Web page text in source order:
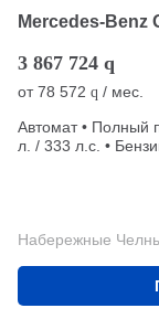
Mercedes-Benz
3 867 724 q
от78 572 q / мес.
Автомат • Полный
л. / 333 л.с. •
Набережные